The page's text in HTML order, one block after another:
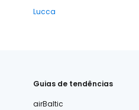
Lucca
Guias de tendências
airBaltic